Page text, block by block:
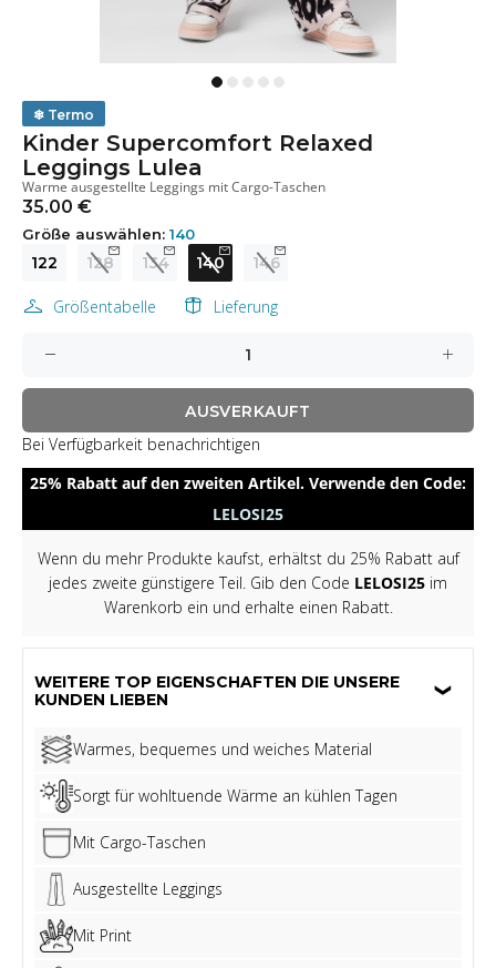
❄ Termo
Kinder Supercomfort Relaxed
Leggings Lulea
Warme ausgestellte Leggings mit Cargo-Taschen
35.00 €
Größe auswählen: 140
122 128 134 140 146
Größentabelle Lieferung
AUSVERKAUFT
Bei Verfügbarkeit benachrichtigen
25% Rabatt auf den zweiten Artikel. Verwende den Code:
LELOSI25
Wenn du mehr Produkte kaufst, erhältst du 25% Rabatt auf
jedes zweite günstigere Teil. Gib den Code LELOSI25 im
Warenkorb ein und erhalte einen Rabatt.
WEITERE TOP EIGENSCHAFTEN DIE UNSERE
KUNDEN LIEBEN
Warmes, bequemes und weiches Material
Sorgt für wohltuende Wärme an kühlen Tagen
Mit Cargo-Taschen
Ausgestellte Leggings
Mit Print